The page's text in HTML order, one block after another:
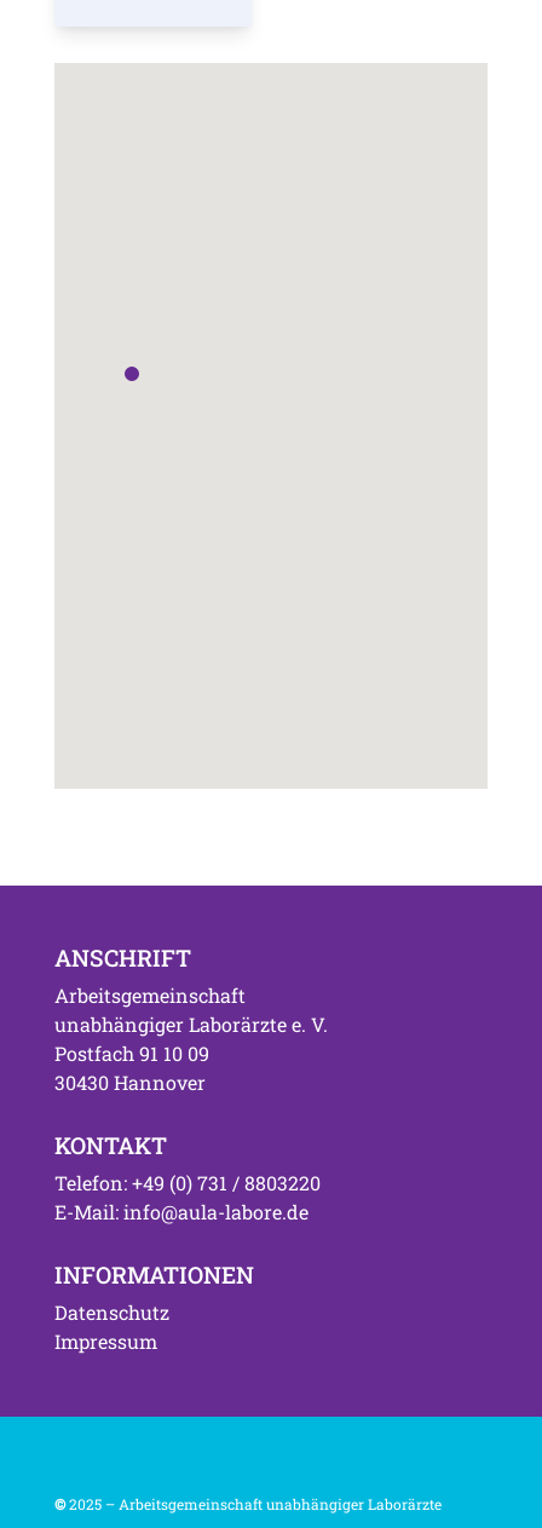
ANSCHRIFT
Arbeitsgemeinschaft
unabhängiger Laborärzte e. V.
Postfach 91 10 09
30430 Hannover
KONTAKT
Telefon: +49 (0) 731 / 8803220
E-Mail: info@aula-labore.de
INFORMATIONEN
Datenschutz
Impressum
©2025 – Arbeitsgemeinschaft unabhängiger Laborärzte